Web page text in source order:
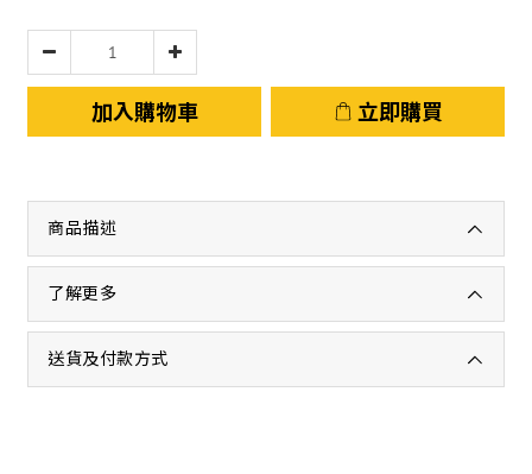
加入購物車 立即購買
商品描述
了解更多
送貨及付款方式